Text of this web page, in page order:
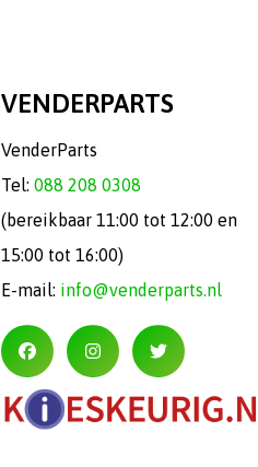
VENDERPARTS
VenderParts
Tel: 088 208 0308
(bereikbaar 11:00 tot 12:00 en
15:00 tot 16:00)
E-mail: info@venderparts.nl